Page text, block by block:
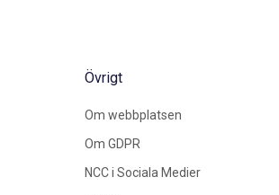
Övrigt
Om webbplatsen
Om GDPR
NCC i Sociala Medier